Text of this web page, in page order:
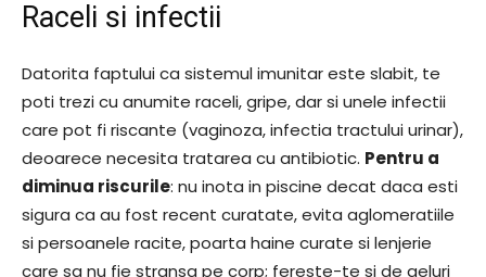
Raceli si infectii
Datorita faptului ca sistemul imunitar este slabit, te
poti trezi cu anumite raceli, gripe, dar si unele infectii
care pot fi riscante (vaginoza, infectia tractului urinar),
deoarece necesita tratarea cu antibiotic. Pentru a
diminua riscurile: nu inota in piscine decat daca esti
sigura ca au fost recent curatate, evita aglomeratiile
si persoanele racite, poarta haine curate si lenjerie
care sa nu fie stransa pe corp; fereste-te si de geluri